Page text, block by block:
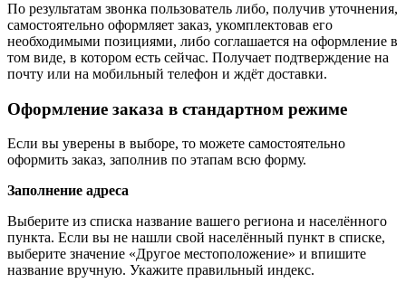
По результатам звонка пользователь либо, получив уточнения,
самостоятельно оформляет заказ, укомплектовав его
необходимыми позициями, либо соглашается на оформление в
том виде, в котором есть сейчас. Получает подтверждение на
почту или на мобильный телефон и ждёт доставки.
Оформление заказа в стандартном режиме
Если вы уверены в выборе, то можете самостоятельно
оформить заказ, заполнив по этапам всю форму.
Заполнение адреса
Выберите из списка название вашего региона и населённого
пункта. Если вы не нашли свой населённый пункт в списке,
выберите значение «Другое местоположение» и впишите
название вручную. Укажите правильный индекс.